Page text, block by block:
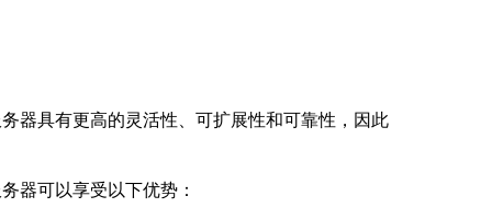
器具有更高的灵活性、可扩展性和可靠性，因此
器可以享受以下优势：